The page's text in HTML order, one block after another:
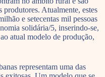
produtores. Atualmente, estes
e setecentas mil pessoas
solidária/5, inserindo-se,
atual modelo de produção,
representam uma das